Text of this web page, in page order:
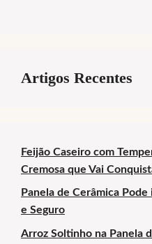
Artigos Recentes
Feijão Caseiro com
Cremosa que Vai
Panela de Cerâmica
e Seguro
Arroz Soltinho na Panela